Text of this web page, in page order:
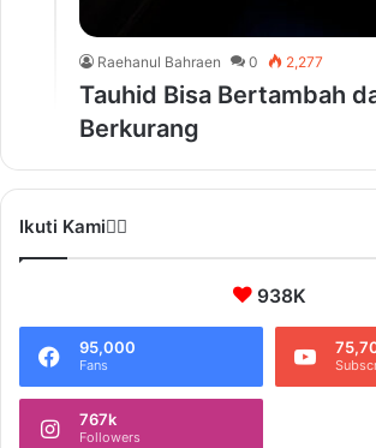
Raehanul Bahraen 0 2,277
Tauhid Bisa Bertambah
Berkurang
Ikuti Kami❤️‍🔥
938K
95,000
Fans
767k
Followers